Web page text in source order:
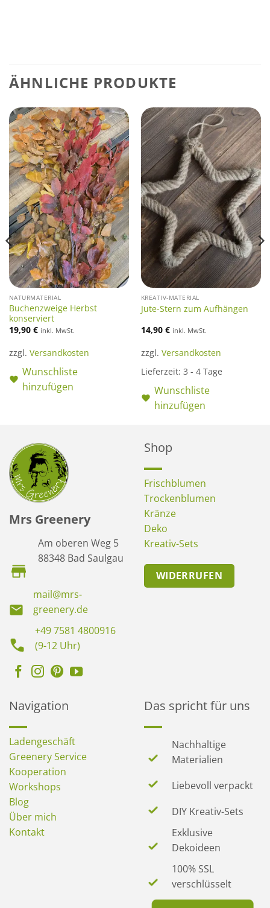
ÄHNLICHE PRODUKTE
NATURMATERIAL
Buchenzweige Herbst
konserviert
19,90 € inkl. MwSt.
zzgl. Versandkosten
Wunschliste
hinzufügen
KREATIV-MATERIAL
Jute-Stern zum Aufhängen
14,90 € inkl. MwSt.
zzgl. Versandkosten
Lieferzeit: 3 - 4 Tage
Wunschliste
hinzufügen
Mrs Greenery
Am oberen Weg 5
88348 Bad Saulgau
mail@mrs-
greenery.de
+49 7581 4800916
(9-12 Uhr)
Shop
Frischblumen
Trockenblumen
Kränze
Deko
Kreativ-Sets
WIDERRUFEN
Navigation
Ladengeschäft
Greenery Service
Kooperation
Workshops
Blog
Über mich
Kontakt
Das spricht für uns
Nachhaltige
Materialien
Liebevoll verpackt
DIY Kreativ-Sets
Exklusive
Dekoideen
100% SSL
verschlüsselt